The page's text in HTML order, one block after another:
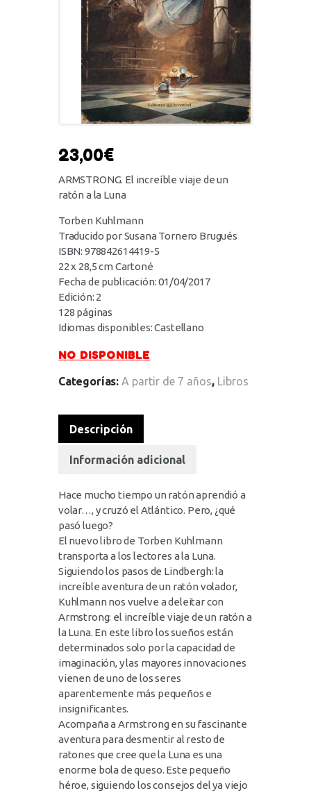
23,00€
ARMSTRONG. El increíble viaje de un
ratón a la Luna
Torben Kuhlmann
Traducido por Susana Tornero Brugués
ISBN: 978842614419-5
22 x 28,5 cm Cartoné
Fecha de publicación: 01/04/2017
Edición: 2
128 páginas
Idiomas disponibles: Castellano
NO DISPONIBLE
Categorías: A partir de 7 años, Libros
Descripción
Información adicional
Hace mucho tiempo un ratón aprendió a
volar…, y cruzó el Atlántico. Pero, ¿qué
pasó luego?
El nuevo libro de Torben Kuhlmann
transporta a los lectores a la Luna.
Siguiendo los pasos de Lindbergh: la
increíble aventura de un ratón volador,
Kuhlmann nos vuelve a deleitar con
Armstrong: el increíble viaje de un ratón a
la Luna. En este libro los sueños están
determinados solo por la capacidad de
imaginación, y las mayores innovaciones
vienen de uno de los seres
aparentemente más pequeños e
insignificantes.
Acompaña a Armstrong en su fascinante
aventura para desmentir al resto de
ratones que cree que la Luna es una
enorme bola de queso. Este pequeño
héroe, siguiendo los consejos del ya viejo